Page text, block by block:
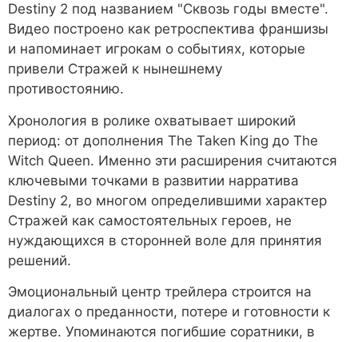
Destiny 2 под названием "Сквозь годы вместе".
Видео построено как ретроспектива франшизы
и напоминает игрокам о событиях, которые
привели Стражей к нынешнему
противостоянию.
Хронология в ролике охватывает широкий
период: от дополнения The Taken King до The
Witch Queen. Именно эти расширения считаются
ключевыми точками в развитии нарратива
Destiny 2, во многом определившими характер
Стражей как самостоятельных героев, не
нуждающихся в сторонней воле для принятия
решений.
Эмоциональный центр трейлера строится на
диалогах о преданности, потере и готовности к
жертве. Упоминаются погибшие соратники, в